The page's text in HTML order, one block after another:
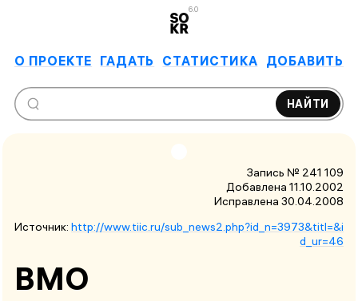
6.0
О ПРОЕКТЕ ГАДАТЬ СТАТИСТИКА ДОБАВИТЬ
НАЙТИ
Запись № 241 109
Добавлена 11.10.2002
Исправлена 30.04.2008
Источник: http://www.tiic.ru/sub_news2.php?id_n=3973&titl=&i
d_ur=46
ВМО